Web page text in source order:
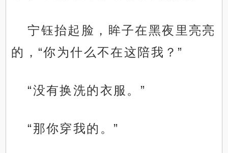
宁钰抬起脸，眸子在黑夜里亮亮
的，“你为什么不在这陪我？”
“没有换洗的衣服。”
“那你穿我的。”